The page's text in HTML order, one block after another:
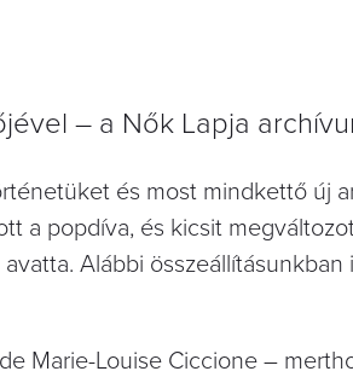
– a Nők Lapja
és most mindkettő új
a popdíva, és kicsit
Alábbi összeállításunkban
Marie-Louise Ciccione –